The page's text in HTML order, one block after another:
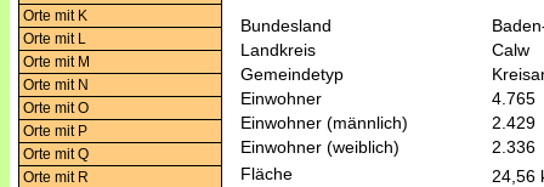
Orte mit K
Orte mit L
Orte mit M
Orte mit N
Orte mit O
Orte mit P
Orte mit Q
Orte mit R
Bundesland
Landkreis
Calw
Gemeindetyp
Einwohner
4.765
Einwohner (männlich)
2.429
Einwohner (weiblich)
2.336
Fläche
24,56